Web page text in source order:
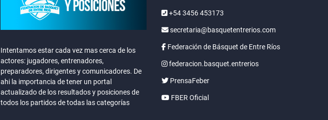
Intentamos estar cada vez mas cerca de los
actores: jugadores, entrenadores,
preparadores, dirigentes y comunicadores. De
ahi la importancia de tener un portal
actualizado de los resultados y posiciones de
todos los partidos de todas las categorías
+54 3456 453173
secretaria@basquetentrerios.com
Federación de Básquet de Entre Ríos
federacion.basquet.entrerios
PrensaFeber
FBER Oficial